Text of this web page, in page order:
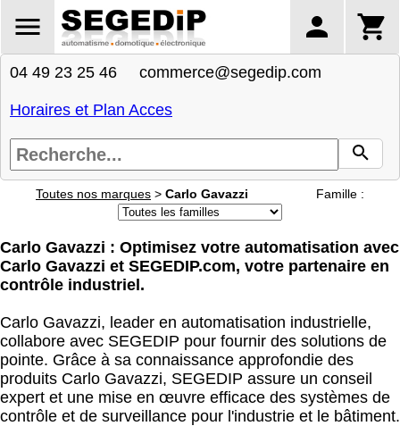
04 49 23 25 46 commerce@segedip.com
Horaires et Plan Acces
Toutes nos marques > Carlo Gavazzi Famille :
Carlo Gavazzi : Optimisez votre automatisation avec
Carlo Gavazzi et SEGEDIP.com, votre partenaire en
contrôle industriel.
Carlo Gavazzi, leader en automatisation industrielle,
collabore avec SEGEDIP pour fournir des solutions de
pointe. Grâce à sa connaissance approfondie des
produits Carlo Gavazzi, SEGEDIP assure un conseil
expert et une mise en œuvre efficace des systèmes de
contrôle et de surveillance pour l'industrie et le bâtiment.